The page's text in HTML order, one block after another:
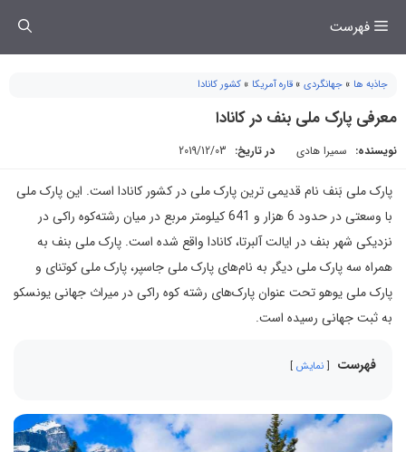
فهرست
جاذبه ها » جهانگردی » قاره آمریکا » کشور کانادا
معرفی پارک ملی بنف در کانادا
نویسنده: سمیرا هادی در تاریخ: 2019/12/03
پارک ملی بَنف نام قدیمی ‌ترین پارک ملی در کشور کانادا است. این پارک ملی
با وسعتی در حدود 6 هزار و 641 کیلومتر مربع در میان رشته‌کوه راکی در
نزدیکی شهر بنف در ایالت آلبرتا، کانادا واقع شده است. پارک ملی بنف به
همراه سه پارک ملی دیگر به نام‌های پارک ملی جاسپر، پارک ملی کوتنای و
پارک ملی یوهو تحت عنوان پارک‌های رشته کوه راکی در میراث جهانی یونسکو
به ثبت جهانی رسیده است.
فهرست نمایش